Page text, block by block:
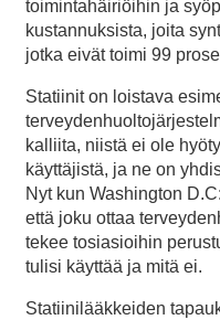
toimintahäiriöihin ja
kustannuksista, joita
jotka eivät toimi 99
Statiinit on loistava
kalliita, niistä ei ole
käyttäjistä, ja ne on
Nyt kun Washington
että joku ottaa
tekee tosiasioihin
tulisi käyttää ja mitä ei.
Statiinilääkkeiden